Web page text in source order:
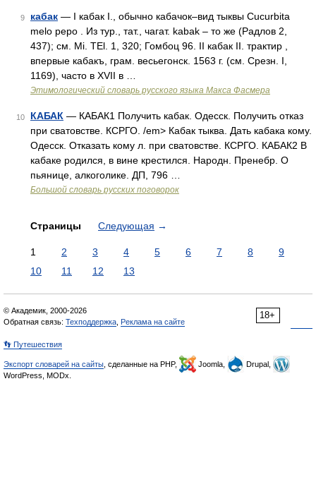
9 кабак — I кабак I., обычно кабачок–вид тыквы Cucurbita
melo реро . Из тур., тат., чагат. kаbаk – то же (Радлов 2,
437); см. Мi. ТЕl. 1, 320; Гомбоц 96. II кабак II. трактир ,
впервые кабакъ, грам. весьегонск. 1563 г. (см. Срезн. I,
1169), часто в XVII в …
Этимологический словарь русского языка Макса Фасмера
10 КАБАК — КАБАК1 Получить кабак. Одесск. Получить отказ
при сватовстве. КСРГО. /em> Кабак тыква. Дать кабака кому.
Одесск. Отказать кому л. при сватовстве. КСРГО. КАБАК2 В
кабаке родился, в вине крестился. Народн. Пренебр. О
пьянице, алкоголике. ДП, 796 …
Большой словарь русских поговорок
Страницы Следующая →
1 2 3 4 5 6 7 8
9
10
11 12 13
18+
© Академик, 2000-2026
Обратная связь: Техподдержка Реклама на сайте
👣 Путешествия
Экспорт словарей на сайты , сделанные на PHP, Joomla,
Drupal,
WordPress, MODx.